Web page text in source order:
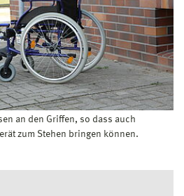
an den Griffen, so dass auch
zum Stehen bringen können.